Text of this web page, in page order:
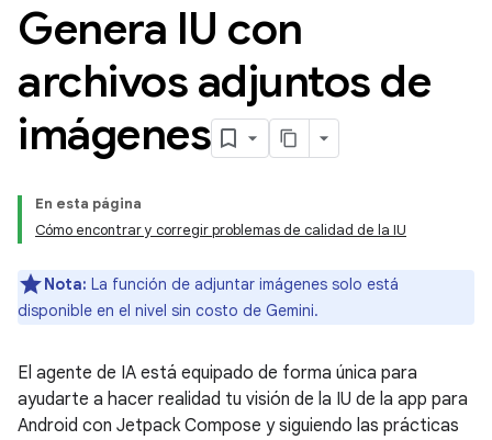
Genera IU con
archivos adjuntos de
imágenes
En esta página
Cómo encontrar y corregir problemas de calidad de la IU
Nota: La función de adjuntar imágenes solo está
disponible en el nivel sin costo de Gemini.
El agente de IA está equipado de forma única para
ayudarte a hacer realidad tu visión de la IU de la app para
Android con Jetpack Compose y siguiendo las prácticas